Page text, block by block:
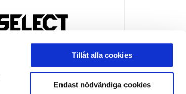
Tillåt alla cookies
Endast nödvändiga cookies